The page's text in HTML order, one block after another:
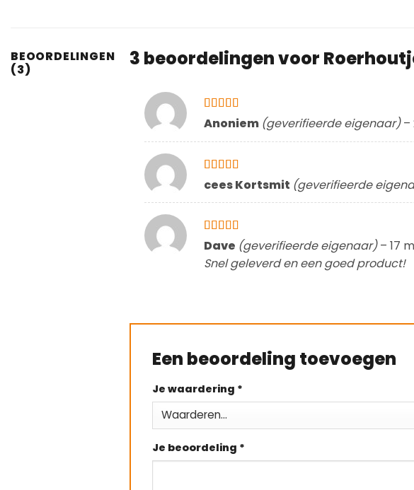
BEOORDELINGEN
(3)
3 beoordelingen voor
Gewaardeerd
5 uit 5
Anoniem (geverifieerde eigenaar) –
Gewaardeerd
4uit 5
cees Kortsmit (geverifieerde
Gewaardeerd
5uit 5
Dave (geverifieerde eigenaar) – 17
Snel geleverd en een goed product!
Een beoordeling toevoegen
Je waardering *
Je beoordeling *